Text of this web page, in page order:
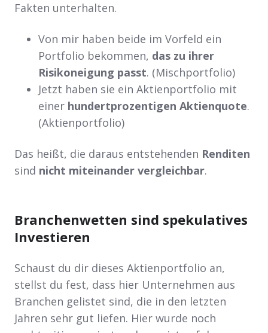
Fakten unterhalten.
Von mir haben beide im Vorfeld ein
Portfolio bekommen, das zu ihrer
Risikoneigung passt. (Mischportfolio)
Jetzt haben sie ein Aktienportfolio mit
einer hundertprozentigen Aktienquote.
(Aktienportfolio)
Das heißt, die daraus entstehenden Renditen
sind nicht miteinander vergleichbar.
Branchenwetten sind spekulatives
Investieren
Schaust du dir dieses Aktienportfolio an,
stellst du fest, dass hier Unternehmen aus
Branchen gelistet sind, die in den letzten
Jahren sehr gut liefen. Hier wurde noch